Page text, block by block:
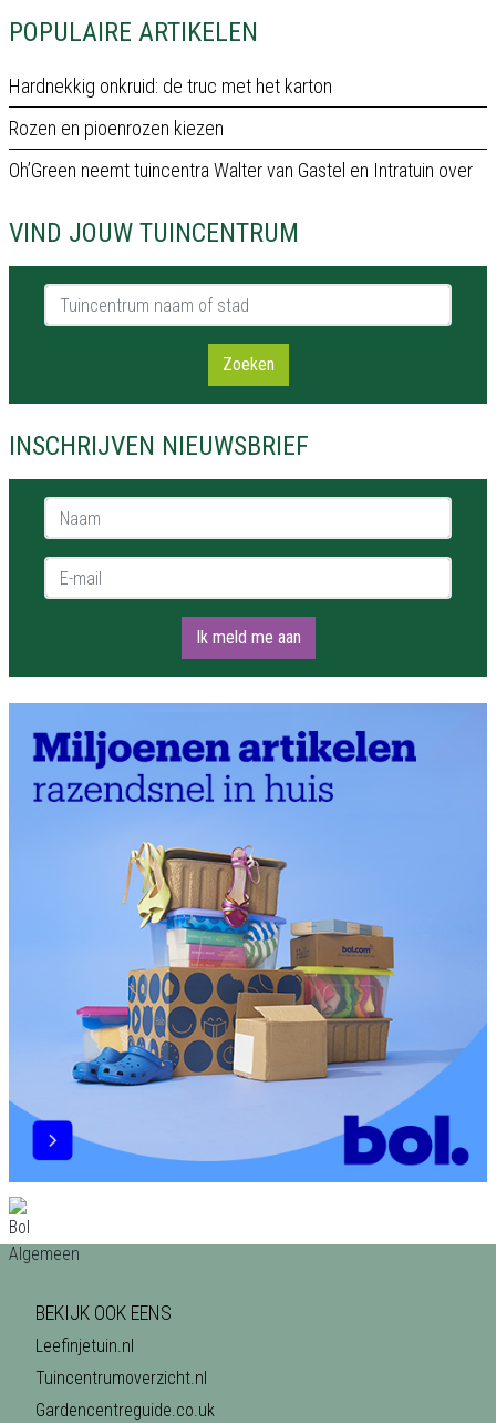
POPULAIRE ARTIKELEN
Hardnekkig onkruid: de truc met het karton
Rozen en pioenrozen kiezen
Oh’Green neemt tuincentra Walter van Gastel en Intratuin over
VIND JOUW TUINCENTRUM
Tuincentrum naam of stad
Zoeken
INSCHRIJVEN NIEUWSBRIEF
Naam *
E-mail *
Ik meld me aan
BEKIJK OOK EENS
Leefinjetuin.nl
Tuincentrumoverzicht.nl
Gardencentreguide.co.uk